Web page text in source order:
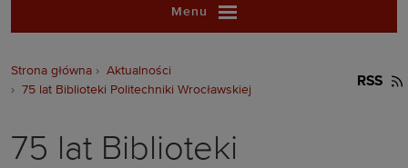
Menu
Strona główna
Aktualności
75 lat Biblioteki Politechniki Wrocławskiej
RSS
75 lat Biblioteki